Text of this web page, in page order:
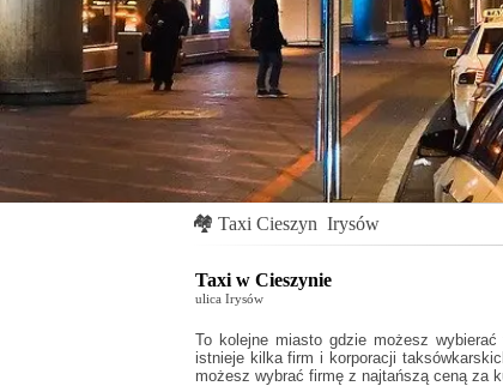
🏘 Taxi Cieszyn Irysów
Taxi w Cieszynie
ulica Irysów
To kolejne miasto gdzie możesz
istnieje kilka firm i korporacji
możesz wybrać firmę z najtańszą ceną za